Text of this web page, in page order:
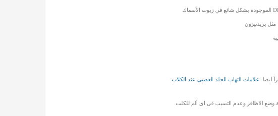
مثل بريدنيزون
ايضا: علامات التهاب الجلد العصبى عند الكلاب
وضع الاظافر وعدم التسبب فى اى ألم للكلب.